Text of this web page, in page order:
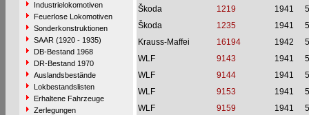
Industrielokomotiven
Feuerlose Lokomotiven
Sonderkonstruktionen
SAAR (1920 - 1935)
DB-Bestand 1968
DR-Bestand 1970
Auslandsbestände
Lokbestandslisten
Erhaltene Fahrzeuge
Zerlegungen
Škoda
1219 1941
Škoda
1235 1941
Krauss-Maffei
16194 1942
WLF
9143 1941
WLF
9144 1941
WLF
9153 1941
WLF
9159 1941